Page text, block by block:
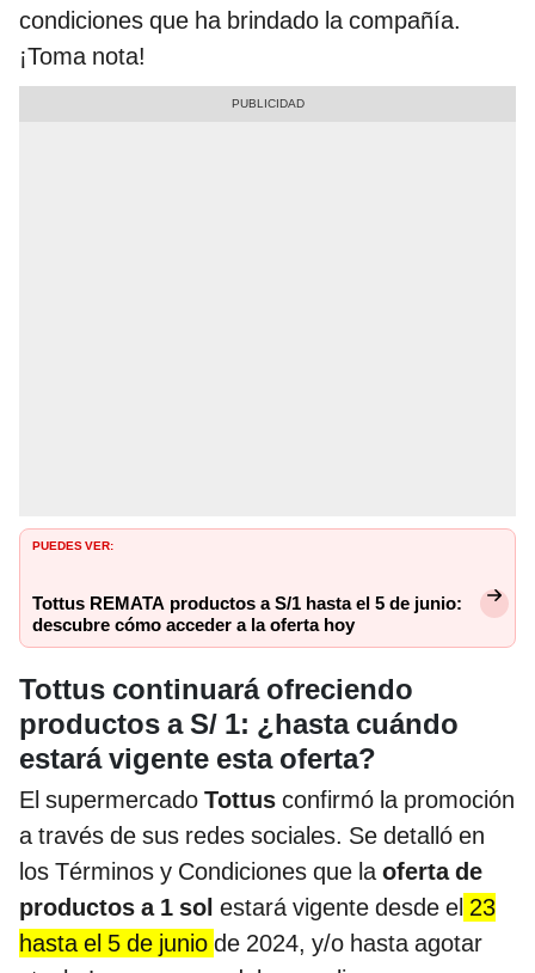
condiciones que ha brindado la compañía.
¡Toma nota!
PUEDES VER:
Tottus REMATA productos a S/1 hasta el 5 de junio:
descubre cómo acceder a la oferta hoy
Tottus continuará ofreciendo
productos a S/ 1: ¿hasta cuándo
estará vigente esta oferta?
El supermercado Tottus confirmó la promoción
a través de sus redes sociales. Se detalló en
los Términos y Condiciones que laoferta de
productos a 1 sol estará vigente desde el 23
hasta el 5 de junio de 2024, y/o hasta agotar